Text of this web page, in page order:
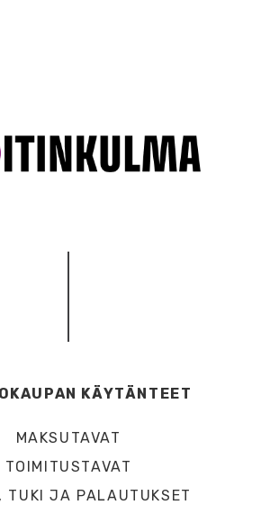
KÄYTÄNTEET
MAKSUTAVAT
TOIMITUSTAVAT
TUKI JA PALAUTUKSET